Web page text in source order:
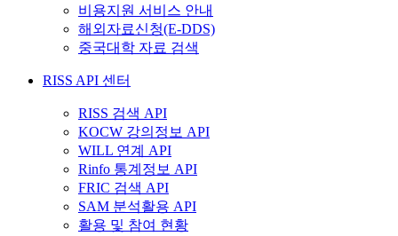
비용지원 서비스 안내
해외자료신청(E-DDS)
중국대학 자료 검색
RISS API 센터
RISS 검색 API
KOCW 강의정보 API
WILL 연계 API
Rinfo 통계정보 API
FRIC 검색 API
SAM 분석활용 API
활용 및 참여 현황